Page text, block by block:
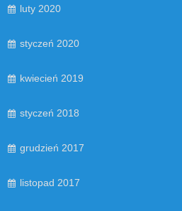
luty 2020
styczeń 2020
kwiecień 2019
styczeń 2018
grudzień 2017
listopad 2017